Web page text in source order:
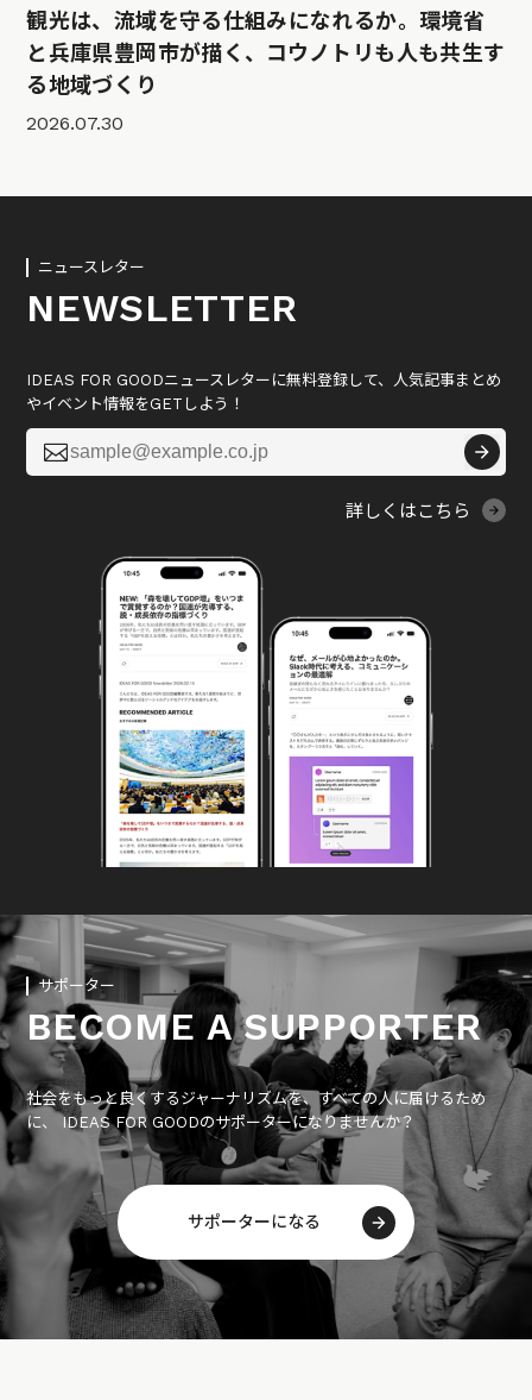
観光は、流域を守る仕組みになれるか。環境省
と兵庫県豊岡市が描く、コウノトリも人も共生す
る地域づくり
2026.07.30
ニュースレター
NEWSLETTER
IDEAS FOR GOODニュースレターに無料登録して、人気記事まとめ
やイベント情報をGETしよう！

詳しくはこちら
サポーター
BECOME A SUPPORTER
社会をもっと良くするジャーナリズムを、すべての人に届けるため
に、 IDEAS FOR GOODのサポーターになりませんか？
サポーターになる